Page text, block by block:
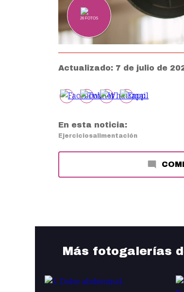
26 FOTOS
Actualizado: 7 de julio de
En esta noticia:
Ejerciciosalimentación
Más fotogalerías